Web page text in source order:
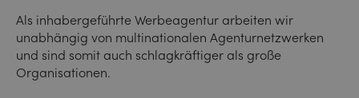
Als inhabergeführte Werbeagentur arbeiten wir
unabhängig von multinationalen Agenturnetzwerken
und sind somit auch schlagkräftiger als große
Organisationen.